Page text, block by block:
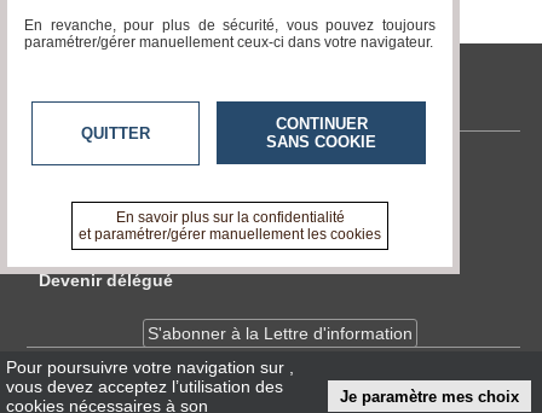
tvlocale.fr
En savoir +
A propos de tvlocale.fr
Devenir délégué
S'abonner à la Lettre d'information
InfosCNIL/RGPD
Pour poursuivre votre navigation sur
vous devez acceptez l’utilisation des
cookies nécessaires à son
Je paramètre mes choix
En revanche, pour plus de sécurité, vous pouvez toujours
paramétrer/gérer manuellement ceux-ci dans votre navigateur.
QUITTER
CONTINUER
SANS COOKIE
En savoir plus sur la confidentialité
et paramétrer/gérer manuellement les cookies